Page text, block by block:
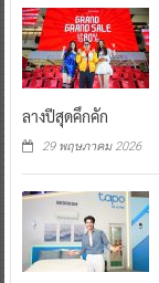
ลางปีสุดคึกคัก
29 พฤษภาคม 2026